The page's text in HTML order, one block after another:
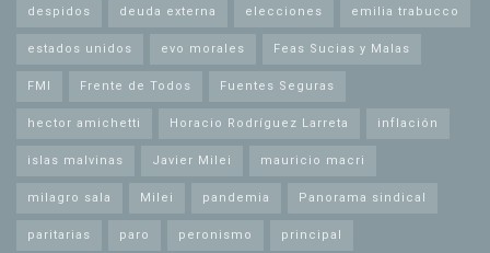
despidos deuda externa elecciones emilia trabucco
estados unidos evo morales Feas Sucias y Malas
FMI Frente de Todos Fuentes Seguras
hector amichetti Horacio Rodríguez Larreta inflación
islas malvinas Javier Milei mauricio macri
milagro sala Milei pandemia Panorama sindical
paritarias paro peronismo principal